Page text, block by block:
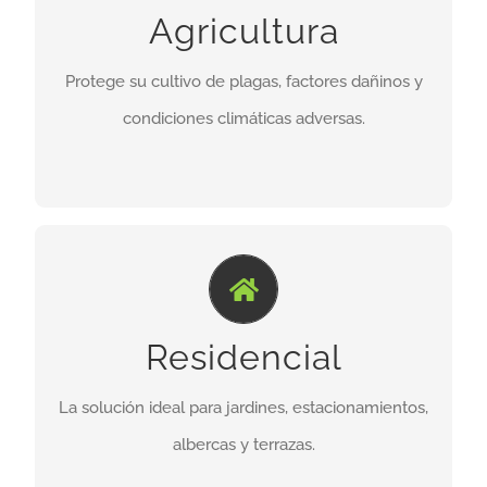
Agricultura
Protege su cultivo de plagas, factores dañinos y
condiciones climáticas adversas.
y criaderos, reduce costos y mano de obra, y
VER PRODUCTOS
Residencial
La solución ideal para jardines, estacionamientos,
albercas y terrazas.
Descripción.
Protección solar y delimitación de áreas. Ideal
para hogares, hoteles, estacionamientos, clubes
VER PRODUCTOS